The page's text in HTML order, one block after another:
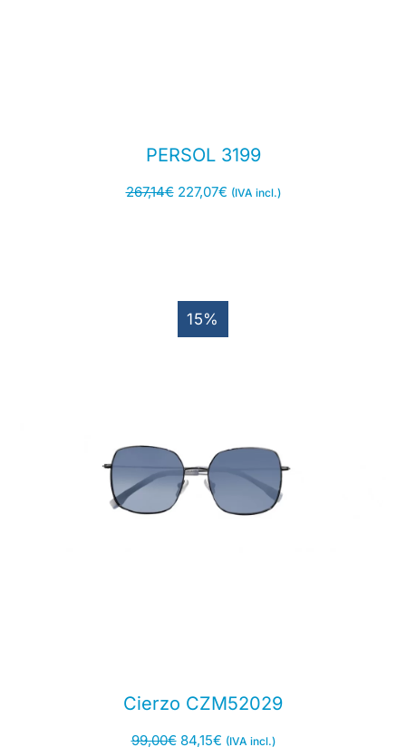
PERSOL 3199
267,14€ 227,07€ (IVA incl.)
15%
Cierzo CZM52029
99,00€ 84,15€ (IVA incl.)